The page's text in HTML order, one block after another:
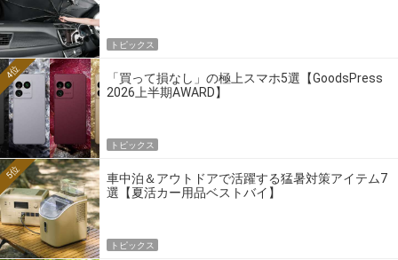
トピックス
「買って損なし」の極上スマホ5選【GoodsPress
2026上半期AWARD】
4位
トピックス
車中泊＆アウトドアで活躍する猛暑対策アイテム7
選【夏活カー用品ベストバイ】
5位
トピックス